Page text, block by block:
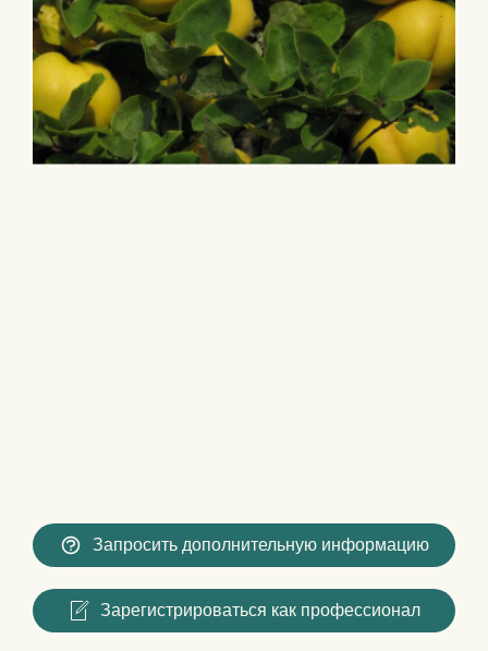
Запросить дополнительную информацию
Зарегистрироваться как профессионал